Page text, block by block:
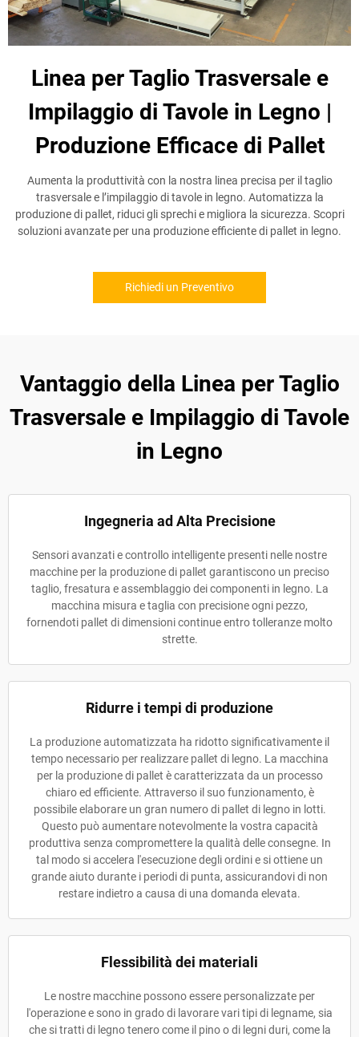
Linea per Taglio Trasversale e
Impilaggio di Tavole in Legno |
Produzione Efficace di Pallet
Aumenta la produttività con la nostra linea precisa per il taglio
trasversale e l’impilaggio di tavole in legno. Automatizza la
produzione di pallet, riduci gli sprechi e migliora la sicurezza. Scopri
soluzioni avanzate per una produzione efficiente di pallet in legno.
Richiedi un Preventivo
Vantaggio della Linea per Taglio
Trasversale e Impilaggio di Tavole
in Legno
Ingegneria ad Alta Precisione
Sensori avanzati e controllo intelligente presenti nelle nostre
macchine per la produzione di pallet garantiscono un preciso
taglio, fresatura e assemblaggio dei componenti in legno. La
macchina misura e taglia con precisione ogni pezzo,
fornendoti pallet di dimensioni continue entro tolleranze molto
strette.
Ridurre i tempi di produzione
La produzione automatizzata ha ridotto significativamente il
tempo necessario per realizzare pallet di legno. La macchina
per la produzione di pallet è caratterizzata da un processo
chiaro ed efficiente. Attraverso il suo funzionamento, è
possibile elaborare un gran numero di pallet di legno in lotti.
Questo può aumentare notevolmente la vostra capacità
produttiva senza compromettere la qualità delle consegne. In
tal modo si accelera l'esecuzione degli ordini e si ottiene un
grande aiuto durante i periodi di punta, assicurandovi di non
restare indietro a causa di una domanda elevata.
Flessibilità dei materiali
Le nostre macchine possono essere personalizzate per
l'operazione e sono in grado di lavorare vari tipi di legname, sia
che si tratti di legno tenero come il pino o di legni duri, come la